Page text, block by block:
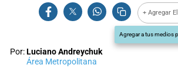
+ Agregar
Agregar a tus medios
Por:Luciano Andreychuk
Área Metropolitana